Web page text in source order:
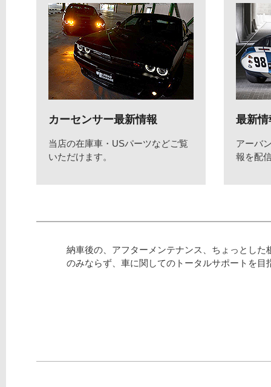
カーセンサー最新情報
当店の在庫車・USパーツなどご覧
いただけます。
最新情
アーバ
報を配
納車後の、アフターメンテナンス、ちょっとした
のみならず、車に関してのトータルサポートを目